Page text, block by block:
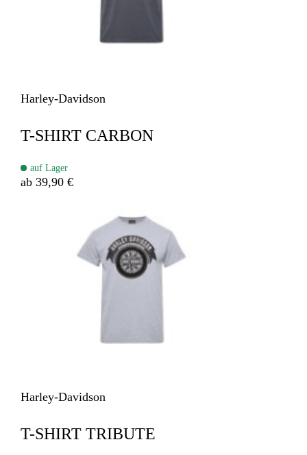
Harley-Davidson
T-SHIRT CARBON
auf Lager
ab 39,90 €
Harley-Davidson
T-SHIRT TRIBUTE